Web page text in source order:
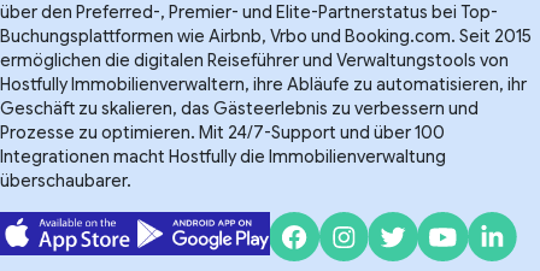
über den Preferred-, Premier- und Elite-Partnerstatus bei Top-
Buchungsplattformen wie Airbnb, Vrbo und Booking.com. Seit 2015
ermöglichen die digitalen Reiseführer und Verwaltungstools von
Hostfully Immobilienverwaltern, ihre Abläufe zu automatisieren, ihr
Geschäft zu skalieren, das Gästeerlebnis zu verbessern und
Prozesse zu optimieren. Mit 24/7-Support und über 100
Integrationen macht Hostfully die Immobilienverwaltung
überschaubarer.